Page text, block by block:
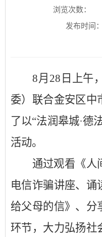
浏览次数：
发布时间
8月 28 日 上午，
委）联合金安区中
了以“法润皋城·德
活动。
通过观看 《
电信诈骗讲座、 诵
给父母的信》 、 分
环节， 大力弘扬社